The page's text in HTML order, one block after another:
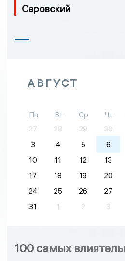
Саровский
АВГУСТ
Пн Вт Ср Чт
27
28 29 30
3
4 5 6
10
11 12 13
17
18 19 20
24
25 26 27
31
1 2 3
100 самых